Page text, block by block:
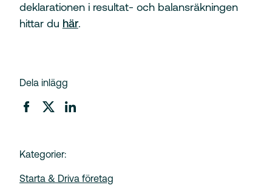
deklarationen i resultat- och balansräkningen
hittar du här.
Dela inlägg
Kategorier:
Starta & Driva företag